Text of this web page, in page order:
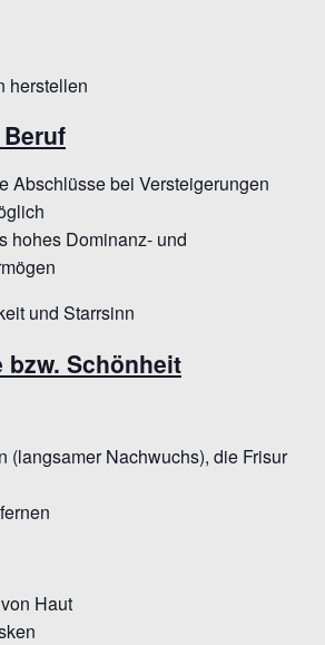
herstellen
Abschlüsse bei Versteigerungen
hohes Dominanz- und
und Starrsinn
bzw. Schönheit
(langsamer Nachwuchs), die Frisur
Haut